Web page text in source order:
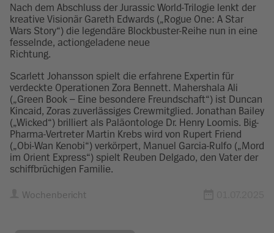
Nach dem Abschluss der Jurassic World-Trilogie lenkt der
kreative Visionär Gareth Edwards („Rogue One: A Star
Wars Story“) die legendäre Blockbuster-Reihe nun in eine
fesselnde, actiongeladene neue
Richtung.
Scarlett Johansson spielt die erfahrene Expertin für
verdeckte Operationen Zora Bennett. Mahershala Ali
(„Green Book – Eine besondere Freundschaft“) ist Duncan
Kincaid, Zoras zuverlässiges Crewmitglied. Jonathan Bailey
(„Wicked“) brilliert als Paläontologe Dr. Henry Loomis. Big-
Pharma-Vertreter Martin Krebs wird von Rupert Friend
(„Obi-Wan Kenobi“) verkörpert, Manuel Garcia-Rulfo („Mord
im Orient Express“) spielt Reuben Delgado, den Vater der
schiffbrüchigen Familie.
Wochenbericht